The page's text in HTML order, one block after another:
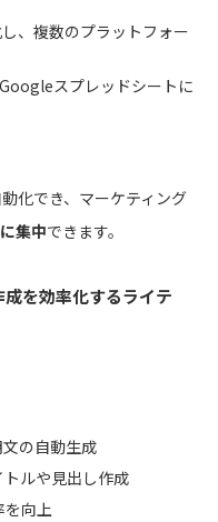
、複数のプラットフォー
スプレッドシートに
化でき、マーケティング
集中できます。
を効率化するライテ
の自動生成
ルや見出し作成
を向上